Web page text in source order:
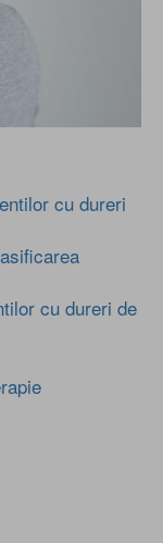
cu dureri
cu dureri de